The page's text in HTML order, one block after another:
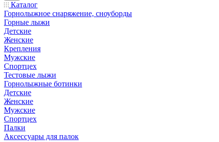
Каталог
Горнолыжное снаряжение, сноуборды
Горные лыжи
Детские
Женские
Крепления
Мужские
Спортцех
Тестовые лыжи
Горнолыжные ботинки
Детские
Женские
Мужские
Спортцех
Палки
Аксессуары для палок